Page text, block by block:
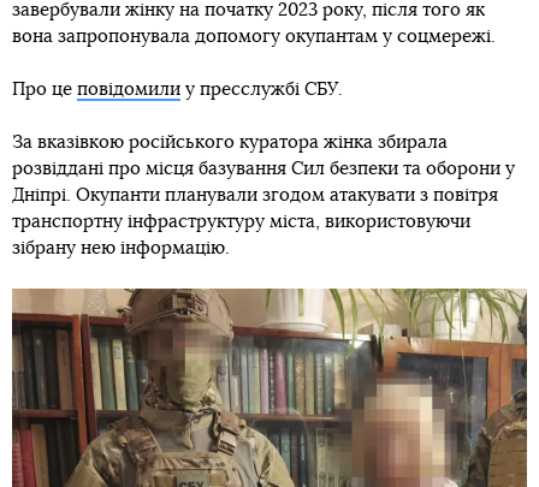
завербували жінку на початку 2023 року, після того як
вона запропонувала допомогу окупантам у соцмережі.
Про це повідомили у пресслужбі СБУ.
За вказівкою російського куратора жінка збирала
розвіддані про місця базування Сил безпеки та оборони у
Дніпрі. Окупанти планували згодом атакувати з повітря
транспортну інфраструктуру міста, використовуючи
зібрану нею інформацію.